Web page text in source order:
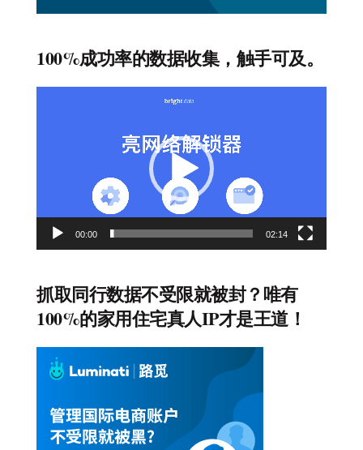
100%成功率的数据收集，触手可及。
00:00 02:14
抓取同行数据不受限就被封？唯有
100%的家用住宅真人IP才是王道！